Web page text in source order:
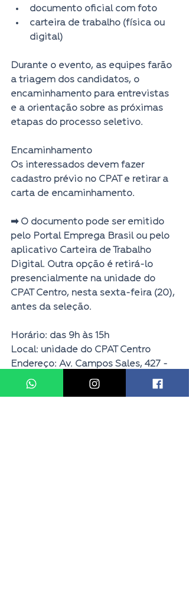
documento oficial com foto
carteira de trabalho (física ou
digital)
Durante o evento, as equipes farão
a triagem dos candidatos, o
encaminhamento para entrevistas
e a orientação sobre as próximas
etapas do processo seletivo.
Encaminhamento
Os interessados devem fazer
cadastro prévio no CPAT e retirar a
carta de encaminhamento.
➡ O documento pode ser emitido
pelo Portal Emprega Brasil ou pelo
aplicativo Carteira de Trabalho
Digital. Outra opção é retirá-lo
presencialmente na unidade do
CPAT Centro, nesta sexta-feira (20),
antes da seleção.
Horário: das 9h às 15h
Local: unidade do CPAT Centro
Endereço: Av. Campos Sales, 427 -
Centro